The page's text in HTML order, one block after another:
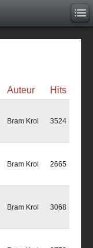
Auteur Hits
Bram Krol 3524
Bram Krol 2665
Bram Krol 3068